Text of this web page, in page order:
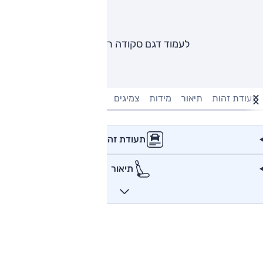
לעמוד דגם סקודה ראפיד
תעודת זהות תיאור מידות צמיגים
תעודת זהות
תיאור